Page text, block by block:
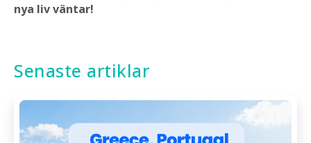
nya liv väntar!
Senaste artiklar